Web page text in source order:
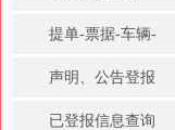
提单-票据-车辆-
房屋租赁凭证登报
声明、公告登报
已登报信息查询